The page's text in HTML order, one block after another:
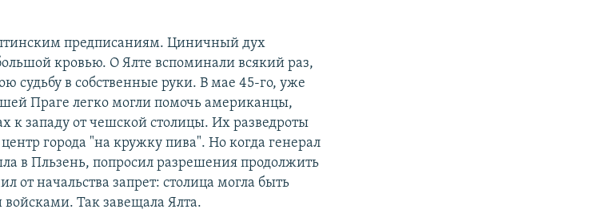
предписаниям. Циничный дух
кровью. О Ялте вспоминали всякий раз,
судьбу в собственные руки. В мае 45-го, уже
Праге легко могли помочь американцы,
к западу от чешской столицы. Их разведроты
города "на кружку пива". Но когда генерал
в Пльзень, попросил разрешения продолжить
от начальства запрет: столица могла быть
войсками. Так завещала Ялта.